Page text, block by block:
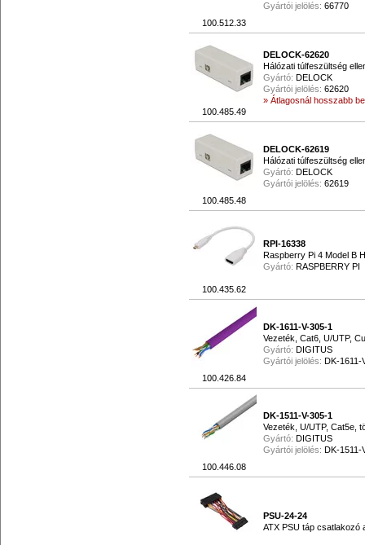
100.512.33
Gyártói jelölés: 66770
100.485.49
DELOCK-62620
Hálózati túlfeszültség
Gyártó: DELOCK
Gyártói jelölés: 62620
» Átlagosnál hosszabb
100.485.48
DELOCK-62619
Hálózati túlfeszültség
Gyártó: DELOCK
Gyártói jelölés: 62619
100.435.62
RPI-16338
Raspberry Pi 4 Model B
Gyártó: RASPBERRY PI
100.426.84
DK-1611-V-305-1
Vezeték, Cat6, U/UTP,
Gyártó: DIGITUS
Gyártói jelölés: DK-1611-
100.446.08
DK-1511-V-305-1
Vezeték, U/UTP, Cat5e,
Gyártó: DIGITUS
Gyártói jelölés: DK-1511-
PSU-24-24
ATX PSU táp csatlakozó